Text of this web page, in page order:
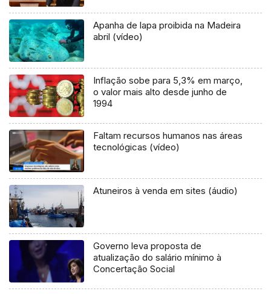
Apanha de lapa proibida na Madeira
abril (vídeo)
Inflação sobe para 5,3% em março,
o valor mais alto desde junho de
1994
Faltam recursos humanos nas áreas
tecnológicas (vídeo)
Atuneiros à venda em sites (áudio)
Governo leva proposta de
atualização do salário mínimo à
Concertação Social